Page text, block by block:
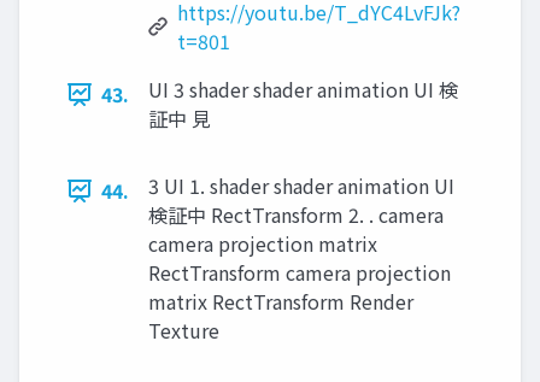
https://youtu.be/T_dYC4LvFJk?
t=801
43.
UI 3 shader shader animation UI 検
証中 ⾒
44.
3 UI 1. shader shader animation UI
検証中 RectTransform 2. . camera
camera projection matrix
RectTransform camera projection
matrix RectTransform Render
Texture